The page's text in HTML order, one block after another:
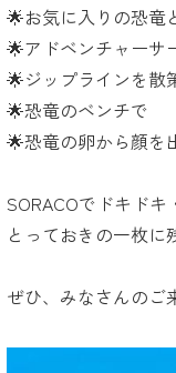
🌟お気に入りの恐竜
🌟アドベンチャーサ
🌟ジップラインを散
🌟恐竜のベンチで
🌟恐竜の卵から顔を
SORACOでドキド
とっておきの一枚に
ぜひ、みなさんのご